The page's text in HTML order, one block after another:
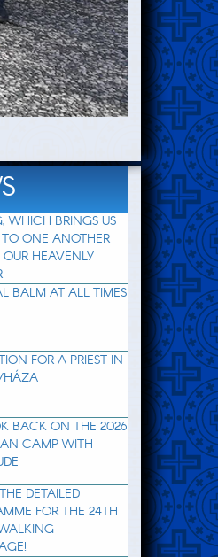
WHICH BRINGS US
TO ONE ANOTHER
HEAVENLY
BALM AT ALL TIMES
FOR A PRIEST IN
BACK ON THE 2026
CAMP WITH
DETAILED
FOR THE 24TH